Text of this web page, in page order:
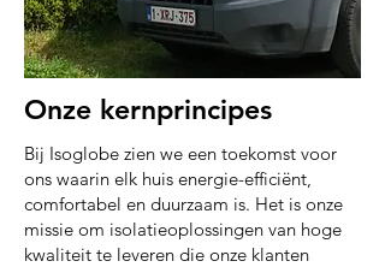
Onze kernprincipes
Bij Isoglobe zien we een toekomst voor
ons waarin elk huis energie-efficiënt,
comfortabel en duurzaam is. Het is onze
missie om isolatieoplossingen van hoge
kwaliteit te leveren die onze klanten